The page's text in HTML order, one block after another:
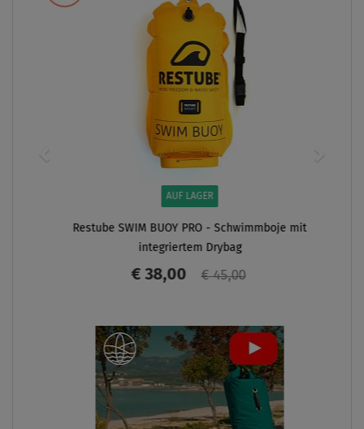
AUF LAGER
Restube SWIM BUOY PRO - Schwimmboje mit
integriertem Drybag
€ 38,00 € 45,00
ANZEIGEN